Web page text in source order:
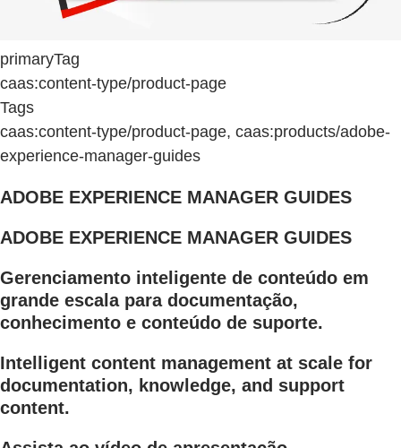
primaryTag
caas:content-type/product-page
Tags
caas:content-type/product-page, caas:products/adobe-
experience-manager-guides
ADOBE EXPERIENCE MANAGER GUIDES
ADOBE EXPERIENCE MANAGER GUIDES
Gerenciamento inteligente de conteúdo em
grande escala para documentação,
conhecimento e conteúdo de suporte.
Intelligent content management at scale for
documentation, knowledge, and support
content.